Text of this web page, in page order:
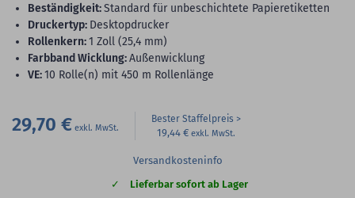
Beständigkeit:Standard für unbeschichtete Papieretiketten
Druckertyp: Desktopdrucker
Rollenkern:1 Zoll (25,4 mm)
Farbband Wicklung:Außenwicklung
VE:10 Rolle(n) mit 450 m Rollenlänge
29,70 € Bester Staffelpreis
19,44 €
Versandkosteninfo
Lieferbar sofort ab Lager